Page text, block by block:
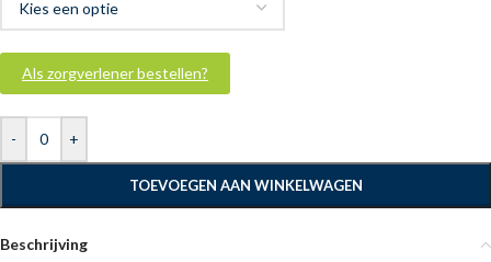
- +
TOEVOEGEN AAN WINKELWAGEN
Als zorgverlener bestellen?
Beschrijving